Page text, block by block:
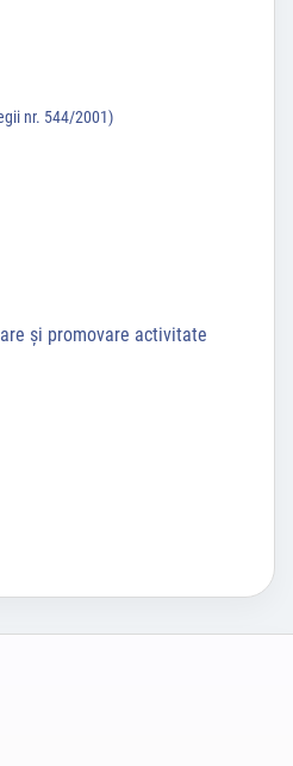
nr. 544/2001)
și promovare activitate